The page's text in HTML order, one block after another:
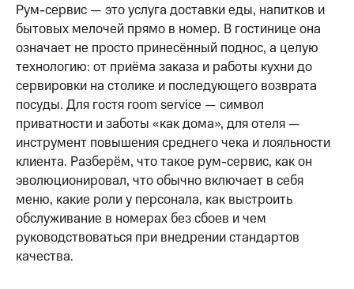
Рум-сервис — это услуга доставки еды, напитков и
бытовых мелочей прямо в номер. В гостинице она
означает не просто принесённый поднос, а целую
технологию: от приёма заказа и работы кухни до
сервировки на столике и последующего возврата
посуды. Для гостя room service — символ
приватности и заботы «как дома», для отеля —
инструмент повышения среднего чека и лояльности
клиента. Разберём, что такое рум-сервис, как он
эволюционировал, что обычно включает в себя
меню, какие роли у персонала, как выстроить
обслуживание в номерах без сбоев и чем
руководствоваться при внедрении стандартов
качества.